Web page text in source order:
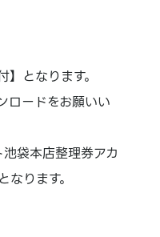
となります。
ロードをお願いい
袋本店整理券アカ
ります。